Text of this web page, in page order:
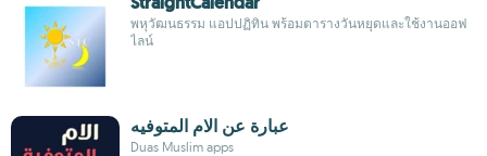
พหุวัฒนธรรม แอปปฏิทิน พร้อมตารางวันหยุดและใช้งานออฟ
ไลน์
عبارة عن الام المتوفيه
Duas Muslim apps